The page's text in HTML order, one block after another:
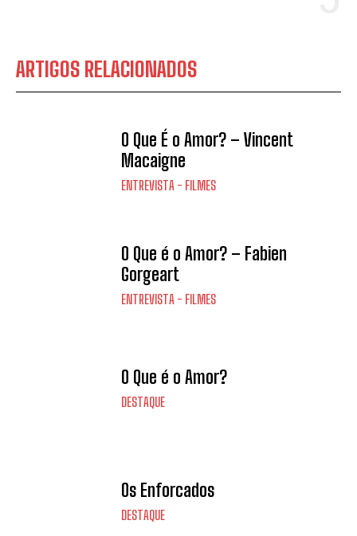
ARTIGOS RELACIONADOS
O Que É o Amor? – Vincent
Macaigne
ENTREVISTA - FILMES
O Que é o Amor? – Fabien
Gorgeart
ENTREVISTA - FILMES
O Que é o Amor?
DESTAQUE
Os Enforcados
DESTAQUE